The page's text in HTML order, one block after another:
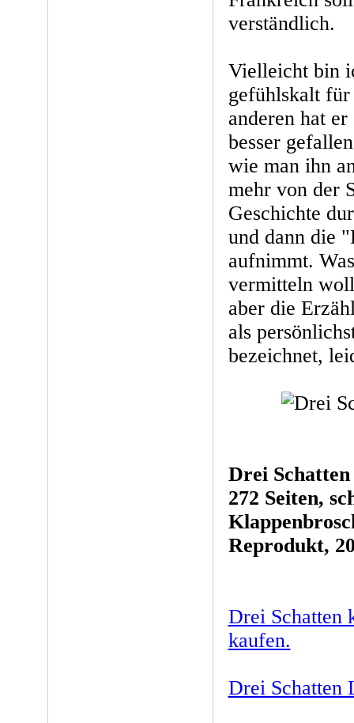
verständlich.
Vielleicht bin
gefühlskalt für
anderen hat
besser
wie man ihn
mehr von der
Geschichte
und dann die
aufnimmt.
vermitteln
aber die
als
bezeichnet,
Drei
272 Seiten,
Reprodukt,
Drei Schatten
kaufen.
Drei Schatten